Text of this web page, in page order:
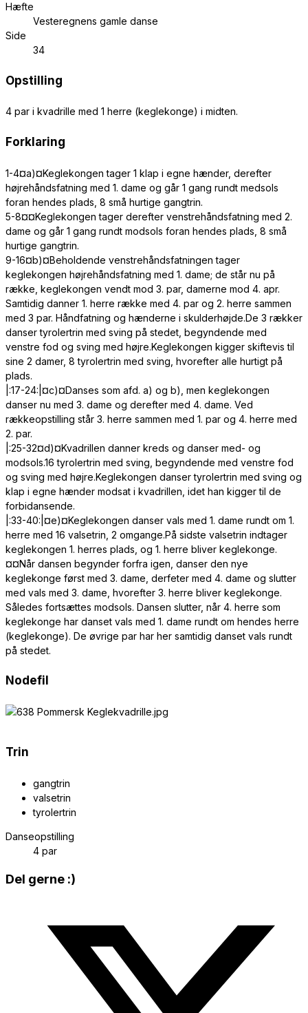
Hæfte
Vesteregnens gamle danse
Side
34
Opstilling
4 par i kvadrille med 1 herre (keglekonge) i midten.
Forklaring
1-4¤a)¤Keglekongen tager 1 klap i egne hænder, derefter
højrehåndsfatning med 1. dame og går 1 gang rundt medsols
foran hendes plads, 8 små hurtige gangtrin.
5-8¤¤Keglekongen tager derefter venstrehåndsfatning med 2.
dame og går 1 gang rundt modsols foran hendes plads, 8 små
hurtige gangtrin.
9-16¤b)¤Beholdende venstrehåndsfatningen tager
keglekongen højrehåndsfatning med 1. dame; de står nu på
række, keglekongen vendt mod 3. par, damerne mod 4. apr.
Samtidig danner 1. herre række med 4. par og 2. herre sammen
med 3 par. Håndfatning og hænderne i skulderhøjde.De 3 rækker
danser tyrolertrin med sving på stedet, begyndende med
venstre fod og sving med højre.Keglekongen kigger skiftevis til
sine 2 damer, 8 tyrolertrin med sving, hvorefter alle hurtigt på
plads.
|:17-24:|¤c)¤Danses som afd. a) og b), men keglekongen
danser nu med 3. dame og derefter med 4. dame. Ved
rækkeopstilling står 3. herre sammen med 1. par og 4. herre med
2. par.
|:25-32¤d)¤Kvadrillen danner kreds og danser med- og
modsols.16 tyrolertrin med sving, begyndende med venstre fod
og sving med højre.Keglekongen danser tyrolertrin med sving og
klap i egne hænder modsat i kvadrillen, idet han kigger til de
forbidansende.
|:33-40:|¤e)¤Keglekongen danser vals med 1. dame rundt om 1.
herre med 16 valsetrin, 2 omgange.På sidste valsetrin indtager
keglekongen 1. herres plads, og 1. herre bliver keglekonge.
¤¤Når dansen begynder forfra igen, danser den nye
keglekonge først med 3. dame, derfeter med 4. dame og slutter
med vals med 3. dame, hvorefter 3. herre bliver keglekonge.
Således fortsættes modsols. Dansen slutter, når 4. herre som
keglekonge har danset vals med 1. dame rundt om hendes herre
(keglekonge). De øvrige par har her samtidig danset vals rundt
på stedet.
Nodefil
Trin
gangtrin
valsetrin
tyrolertrin
Danseopstilling
4 par
Del gerne :)